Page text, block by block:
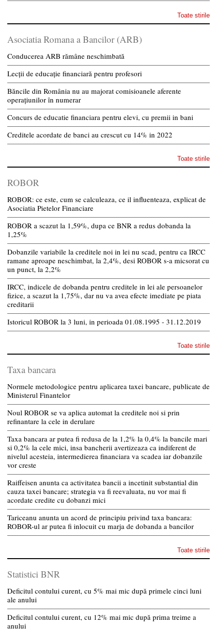
Toate stirile
Asociatia Romana a Bancilor (ARB)
Conducerea ARB rămâne neschimbată
Lecții de educație financiară pentru profesori
Băncile din România nu au majorat comisioanele aferente
operațiunilor în numerar
Concurs de educatie financiara pentru elevi, cu premii in bani
Creditele acordate de banci au crescut cu 14% in 2022
Toate stirile
ROBOR
ROBOR: ce este, cum se calculeaza, ce il influenteaza, explicat de
Asociatia Pietelor Financiare
ROBOR a scazut la 1,59%, dupa ce BNR a redus dobanda la
1,25%
Dobanzile variabile la creditele noi in lei nu scad, pentru ca IRCC
ramane aproape neschimbat, la 2,4%, desi ROBOR s-a micsorat cu
un punct, la 2,2%
IRCC, indicele de dobanda pentru creditele in lei ale persoanelor
fizice, a scazut la 1,75%, dar nu va avea efecte imediate pe piata
creditarii
Istoricul ROBOR la 3 luni, in perioada 01.08.1995 - 31.12.2019
Toate stirile
Taxa bancara
Normele metodologice pentru aplicarea taxei bancare, publicate de
Ministerul Finantelor
Noul ROBOR se va aplica automat la creditele noi si prin
refinantare la cele in derulare
Taxa bancara ar putea fi redusa de la 1,2% la 0,4% la bancile mari
si 0,2% la cele mici, insa bancherii avertizeaza ca indiferent de
nivelul acesteia, intermedierea financiara va scadea iar dobanzile
vor creste
Raiffeisen anunta ca activitatea bancii a incetinit substantial din
cauza taxei bancare; strategia va fi reevaluata, nu vor mai fi
acordate credite cu dobanzi mici
Tariceanu anunta un acord de principiu privind taxa bancara:
ROBOR-ul ar putea fi inlocuit cu marja de dobanda a bancilor
Toate stirile
Statistici BNR
Deficitul contului curent, cu 5% mai mic după primele cinci luni
ale anului
Deficitul contului curent, cu 12% mai mic după prima treime a
anului